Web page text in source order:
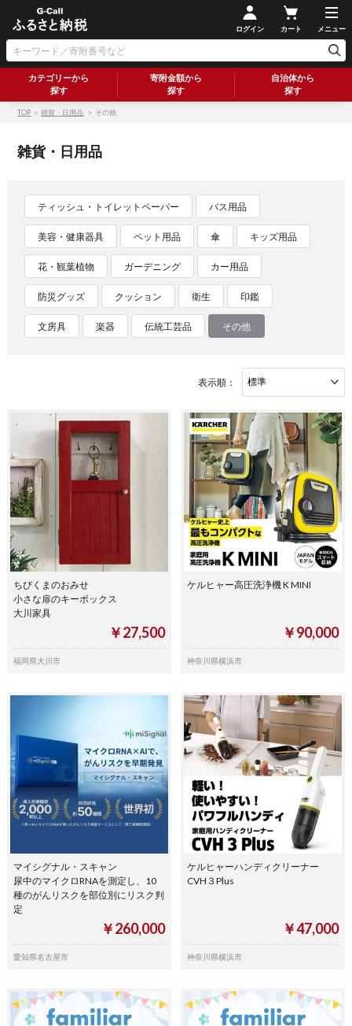
ログイン カート メニュー
カテゴリーから
探す
寄附金額から
探す
自治体から
探す
TOP ＞雑貨・日用品 ＞ その他
雑貨・日用品
ティッシュ・トイレットペーパー バス用品
美容・健康器具 ペット用品 傘 キッズ用品
花・観葉植物 ガーデニング カー用品
防災グッズ クッション 衛生 印鑑
文房具 楽器 伝統工芸品 その他
表示順：
ちびくまのおみせ
小さな扉のキーボックス
大川家具
￥27,500
福岡県大川市
ケルヒャー高圧洗浄機 K MINI
￥90,000
神奈川県横浜市
マイシグナル・スキャン
尿中のマイクロRNAを測定し、10
種のがんリスクを部位別にリスク判
定
￥260,000
愛知県名古屋市
ケルヒャーハンディクリーナー
CVH３Plus
￥47,000
神奈川県横浜市